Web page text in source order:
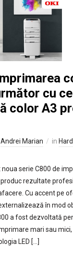
cu
color A3
Andrei Marian in
noua serie C800 de
rezultate
Cu accent pe
în mod
a fost dezvoltată
mari sau mici,
LED […]